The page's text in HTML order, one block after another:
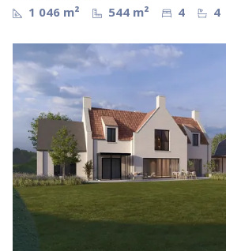
1 046 m²
544 m² 4 4